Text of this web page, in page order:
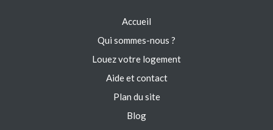
Accueil
Qui sommes-nous ?
Louez votre logement
Aide et contact
Plan du site
Blog